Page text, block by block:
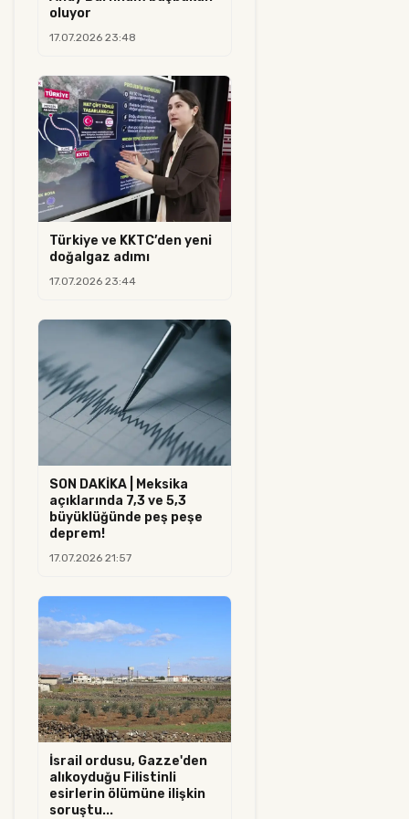
oluyor
17.07.2026 23:48
Türkiye ve KKTC’den yeni
doğalgaz adımı
17.07.2026 23:44
SON DAKİKA | Meksika
açıklarında 7,3 ve 5,3
büyüklüğünde peş peşe
deprem!
17.07.2026 21:57
İsrail ordusu, Gazze'den
alıkoyduğu Filistinli
esirlerin ölümüne ilişkin
soruştu...